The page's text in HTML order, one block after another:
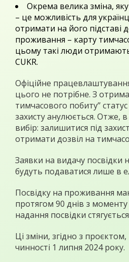
Окрема велика зміна,
– це можливість для
отримати на його підставі
проживання – карту
цьому такі люди
CUKR.
Офіційне
цього не потрібне. З
тимчасового побиту”
захисту анулюється. Отже, в
вибір: залишитися під
отримати дозвіл на
Заявки на видачу посвідки
будуть подаватися лише в
Посвідку на проживання
протягом 90 днів з
надання посвідки
Ці зміни, згідно з
чинності 1 липня 2024 року.